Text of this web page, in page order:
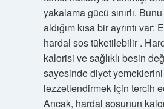
yakalama gücü sınırlı.
aldığım kısa bir ayrıntı var:
hardal sos tüketilebilir .
kalorisi ve sağlıklı besin
sayesinde diyet yemeklerini
lezzetlendirmek için tercih
Ancak, hardal sosunun